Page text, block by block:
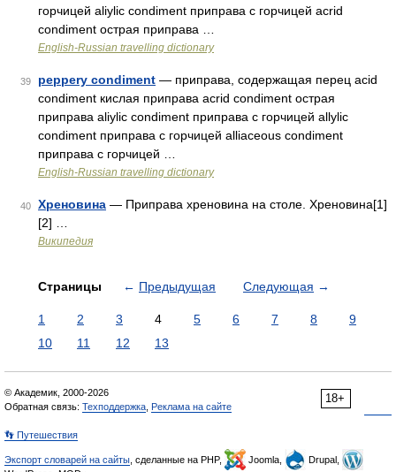
горчицей aliylic condiment приправа с горчицей acrid
condiment острая приправа …
English-Russian travelling dictionary
39 peppery condiment — приправа, содержащая перец acid
condiment кислая приправа acrid condiment острая
приправа aliylic condiment приправа с горчицей allylic
condiment приправа с горчицей alliaceous condiment
приправа с горчицей …
English-Russian travelling dictionary
40 Хреновина — Приправа хреновина на столе. Хреновина[1]
[2] …
Википедия
Страницы ← Предыдущая Следующая →
1 2 3 4 5 6 7 8
9
10
11 12 13
18+
© Академик, 2000-2026
Обратная связь: Техподдержка Реклама на сайте
👣 Путешествия
Экспорт словарей на сайты , сделанные на PHP, Joomla,
Drupal,